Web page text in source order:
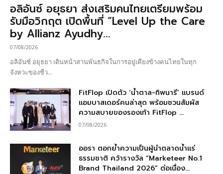
อลิอันซ์ อยุธยา ส่งเสริมคนไทยเตรียมพร้อม
รับมือวิกฤต เปิดพื้นที่ “Level Up the Care
by Allianz Ayudhy...
07/08/2026
อลิอันซ์ อยุธยา เดินหน้าสานพันธกิจในการอยู่เคียงข้างคนไทยในทุก
จังหวะของชีว...
FitFlop เปิดตัว ‘น้ำตาล-ทิพนารี’ แบรนด์
แอมบาสเดอร์คนล่าสุด พร้อมชวนสัมผัส
ความสบายของรองเท้า FitFlop ...
07/08/2026
ออรา ตอกย้ำความเป็นผู้นำตลาดน้ำแร่
ธรรมชาติ คว้ารางวัล “Marketeer No.1
Brand Thailand 2026” ต่อเนื่อง...